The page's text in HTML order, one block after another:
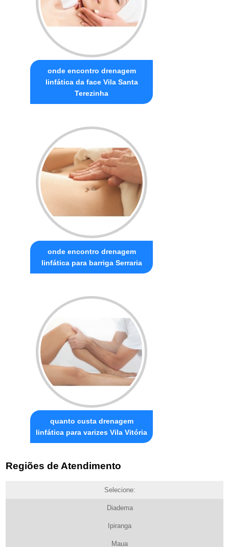
onde encontro drenagem
linfática da face Vila Santa
Terezinha
onde encontro drenagem
linfática para barriga Serraria
quanto custa drenagem
linfática para varizes Vila Vitória
Regiões de Atendimento
Selecione:
Diadema
Ipiranga
Maua